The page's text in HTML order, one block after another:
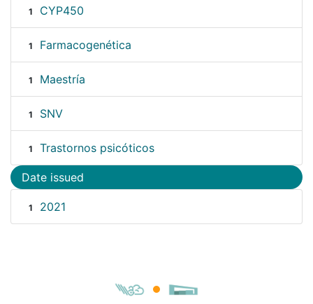
1 CYP450
1 Farmacogenética
1 Maestría
1 SNV
1 Trastornos psicóticos
Date issued
1 2021